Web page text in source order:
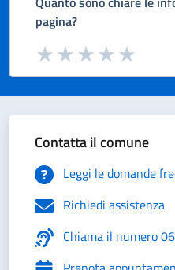
pagina?
Valuta da 1 a 5 stelle la pagina
Valuta 5
Valuta 4
Valuta 3 stelle su
Valuta 2 stelle su 5
Valuta 1 stelle su 5
Contatta il comune
Leggi le domande
Richiedi assistenza
Chiama il numero